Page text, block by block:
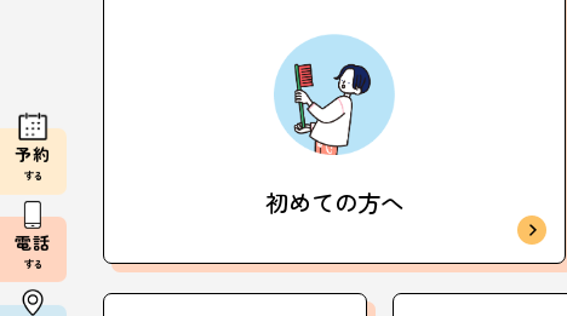
初めての方へ
予約
する
電話
する